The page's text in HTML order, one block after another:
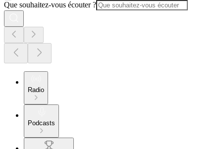
Que souhaitez-vous écouter ?
Radio
Podcasts